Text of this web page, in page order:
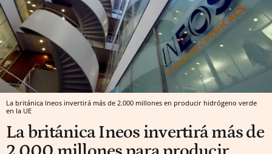
La británica Ineos invertirá más de 2.000 millones en producir hidrógeno verde
en la UE
La británica Ineos invertirá más de